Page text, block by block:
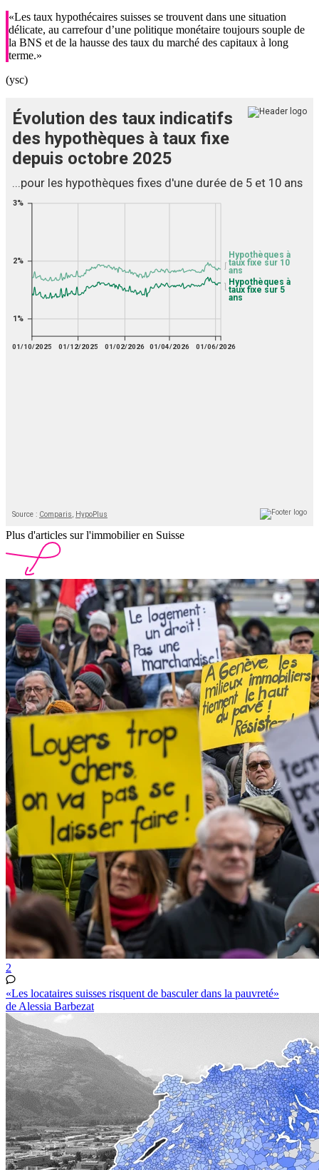
«Les taux hypothécaires suisses se trouvent dans une situation
délicate, au carrefour d’une politique monétaire toujours souple de
la BNS et de la hausse des taux du marché des capitaux à long
terme.»
(ysc)
Plus d'articles sur l'immobilier en Suisse
2
«Les locataires suisses risquent de basculer dans la pauvreté»
de Alessia Barbezat